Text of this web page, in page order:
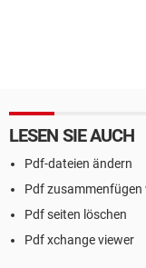
LESEN SIE AUCH
Pdf-dateien ändern
Pdf zusammenfügen
Pdf seiten löschen
Pdf xchange viewer